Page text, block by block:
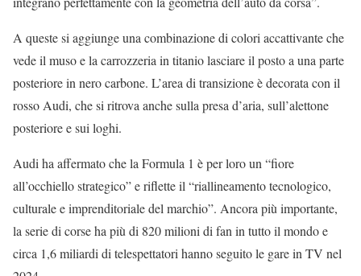
A queste si aggiunge una combinazione di colori accattivante che
vede il muso e la carrozzeria in titanio lasciare il posto a una parte
posteriore in nero carbone. L’area di transizione è decorata con il
rosso Audi, che si ritrova anche sulla presa d’aria, sull’alettone
posteriore e sui loghi.
Audi ha affermato che la Formula 1 è per loro un “fiore
all’occhiello strategico” e riflette il “riallineamento tecnologico,
culturale e imprenditoriale del marchio”. Ancora più importante,
la serie di corse ha più di 820 milioni di fan in tutto il mondo e
circa 1,6 miliardi di telespettatori hanno seguito le gare in TV nel